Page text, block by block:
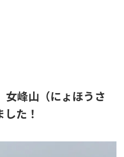
女峰山（にょほうさ
た！